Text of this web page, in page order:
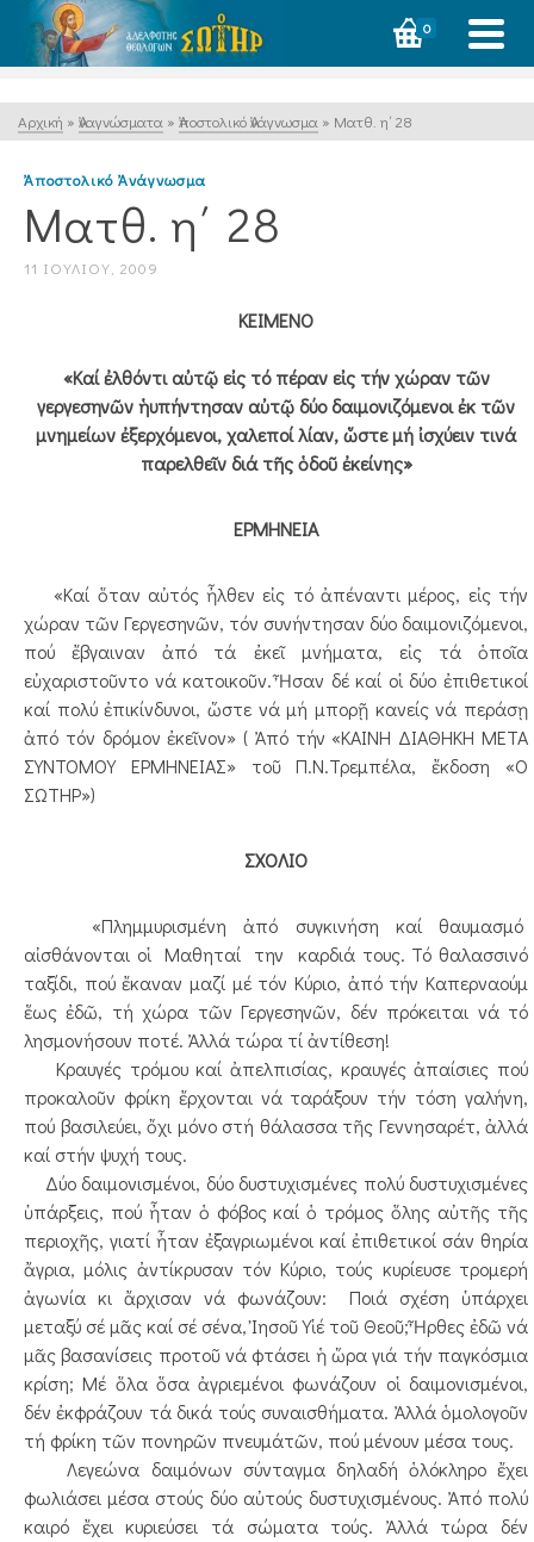
0
Αρχική » Ἀναγνώσματα » Ἀποστολικό Ἀνάγνωσμα » Ματθ. η΄ 28
Ἀποστολικό Ἀνάγνωσμα
Ματθ. η΄ 28
11 ΙΟΥΛΊΟΥ, 2009
ΚΕΙΜΕΝΟ
«Καί ἐλθόντι αὐτῷ εἰς τό πέραν εἰς τήν χώραν τῶν
γεργεσηνῶν ἡυπήντησαν αὐτῷ δύο δαιμονιζόμενοι ἐκ τῶν
μνημείων ἐξερχόμενοι, χαλεποί λίαν, ὥστε μή ἰσχύειν τινά
παρελθεῖν διά τῆς ὁδοῦ ἐκείνης»
ΕΡΜΗΝΕΙΑ
«Καί ὅταν αὐτός ἦλθεν εἰς τό ἀπέναντι μέρος, εἰς τήν
χώραν τῶν Γεργεσηνῶν, τόν συνήντησαν δύο δαιμονιζόμενοι,
πού ἔβγαιναν ἀπό τά ἐκεῖ μνήματα, εἰς τά ὁποῖα
εὐχαριστοῦντο νά κατοικοῦν. Ἦσαν δέ καί οἱ δύο ἐπιθετικοί
καί πολύ ἐπικίνδυνοι, ὥστε νά μή μπορῇ κανείς νά περάσῃ
ἀπό τόν δρόμον ἐκεῖνον» ( Ἀπό τήν «ΚΑΙΝΗ ΔΙΑΘΗΚΗ ΜΕΤΑ
ΣΥΝΤΟΜΟΥ ΕΡΜΗΝΕΙΑΣ» τοῦ Π.Ν.Τρεμπέλα, ἔκδοση «Ο
ΣΩΤΗΡ»)
ΣΧΟΛΙΟ
«Πλημμυρισμένη ἀπό συγκινήση καί θαυμασμό
αἰσθάνονται οἱ Μαθηταί την καρδιά τους. Τό θαλασσινό
ταξίδι, πού ἔκαναν μαζί μέ τόν Κύριο, ἀπό τήν Καπερναούμ
ἕως ἐδῶ, τή χώρα τῶν Γεργεσηνῶν, δέν πρόκειται νά τό
λησμονήσουν ποτέ. Ἀλλά τώρα τί ἀντίθεση!
Κραυγές τρόμου καί ἀπελπισίας, κραυγές ἀπαίσιες πού
προκαλοῦν φρίκη ἔρχονται νά ταράξουν τήν τόση γαλήνη,
πού βασιλεύει, ὄχι μόνο στή θάλασσα τῆς Γεννησαρέτ, ἀλλά
καί στήν ψυχή τους.
Δύο δαιμονισμένοι, δύο δυστυχισμένες πολύ δυστυχισμένες
ὑπάρξεις, πού ἦταν ὁ φόβος καί ὁ τρόμος ὅλης αὐτῆς τῆς
περιοχῆς, γιατί ἦταν ἐξαγριωμένοι καί ἐπιθετικοί σάν θηρία
ἄγρια, μόλις ἀντίκρυσαν τόν Κύριο, τούς κυρίευσε τρομερή
ἀγωνία κι ἄρχισαν νά φωνάζουν: Ποιά σχέση ὑπάρχει
μεταξύ σέ μᾶς καί σέ σένα, Ἰησοῦ Υἱέ τοῦ Θεοῦ; Ἦρθες ἐδῶ νά
μᾶς βασανίσεις προτοῦ νά φτάσει ἡ ὥρα γιά τήν παγκόσμια
κρίση; Μέ ὅλα ὅσα ἀγριεμένοι φωνάζουν οἱ δαιμονισμένοι,
δέν ἐκφράζουν τά δικά τούς συναισθήματα. Ἀλλά ὁμολογοῦν
τή φρίκη τῶν πονηρῶν πνευμάτῶν, πού μένουν μέσα τους.
Λεγεώνα δαιμόνων σύνταγμα δηλαδή ὁλόκληρο ἔχει
φωλιάσει μέσα στούς δύο αὐτούς δυστυχισμένους. Ἀπό πολύ
καιρό ἔχει κυριεύσει τά σώματα τούς. Ἀλλά τώρα δέν